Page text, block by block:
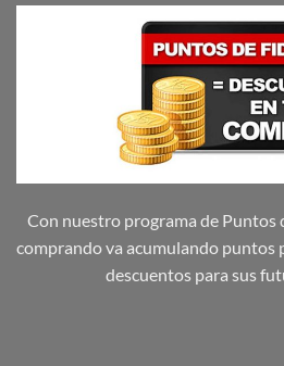
Con nuestro programa de Puntos
comprando va acumulando puntos
descuentos para sus